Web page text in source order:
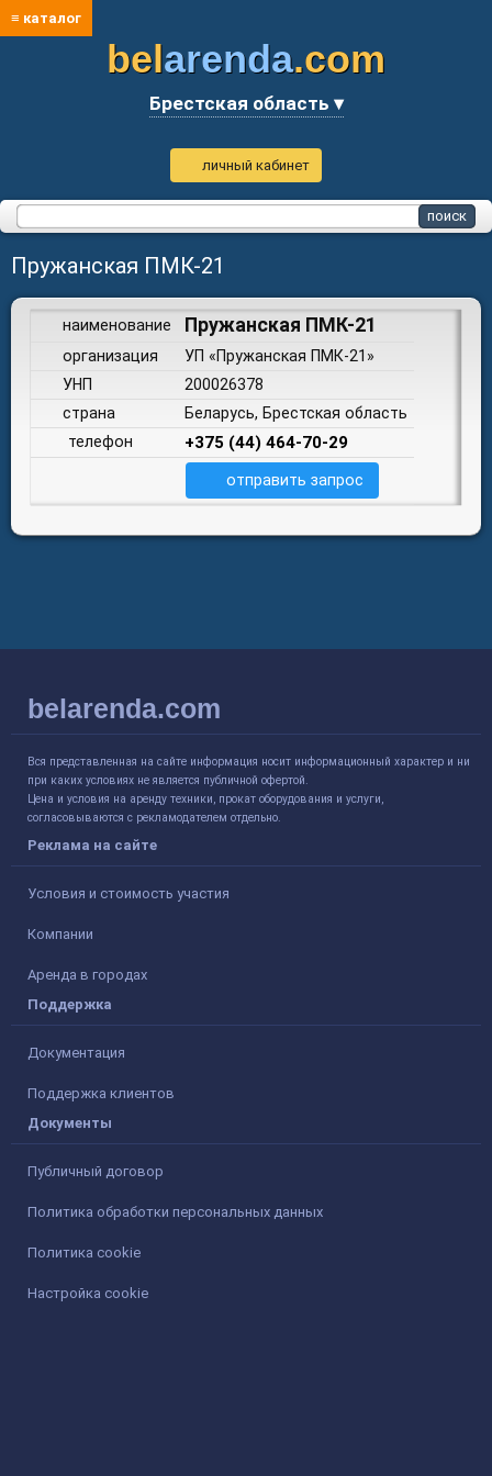
≡ каталог
belarenda.com
Брестская область ▾
личный кабинет
Пружанская ПМК-21
наименование Пружанская ПМК-21
организация
УП «Пружанская ПМК-21»
УНП
200026378
страна
Беларусь, Брестская область
телефон
+375 (44) 464-70-29
отправить запрос
belarenda.com
Вся представленная на сайте информация носит информационный характер и ни
при каких условиях не является публичной офертой.
Цена и условия на аренду техники, прокат оборудования и услуги,
согласовываются с рекламодателем отдельно.
Реклама на сайте
Условия и стоимость участия
Компании
Аренда в городах
Поддержка
Документация
Поддержка клиентов
Документы
Публичный договор
Политика обработки персональных данных
Политика cookie
Настройка cookie